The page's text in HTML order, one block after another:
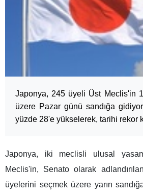
Japonya, 245 üyeli Üst Meclis'in
üzere Pazar günü sandığa
yüzde 28'e yükselerek, tarihi rekor
Japonya, iki meclisli ulusal
Meclis'in, Senato olarak
üyelerini seçmek üzere yarın